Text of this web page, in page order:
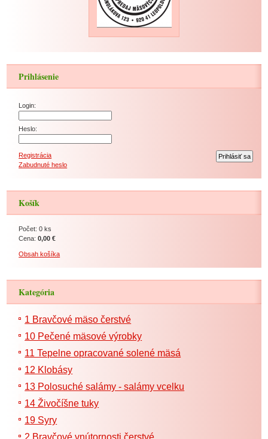
Prihlásenie
Login:
Heslo:
Registrácia
Zabudnuté heslo
Košík
Počet: 0 ks
Cena:0,00 €
Obsah košíka
Kategória
1 Bravčové mäso čerstvé
10 Pečené mäsové výrobky
11 Tepelne opracované solené mäsá
12 Klobásy
13 Polosuché salámy - salámy vcelku
14 Živočíšne tuky
19 Syry
2 Bravčové vnútornosti čerstvé